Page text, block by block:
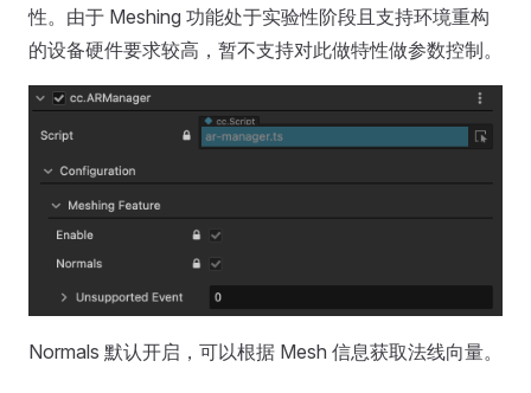
性。由于 Meshing 功能处于实验性阶段且支持环境重构
的设备硬件要求较高，暂不支持对此做特性做参数控制。
Normals 默认开启，可以根据 Mesh 信息获取法线向量。